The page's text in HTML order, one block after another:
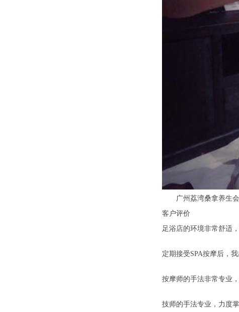
广州荔湾桑拿养生会
客户评价
足浴店的环境非常舒适
定期接受SPA按摩后，
按摩师的手法非常专业
技师的手法专业，力度